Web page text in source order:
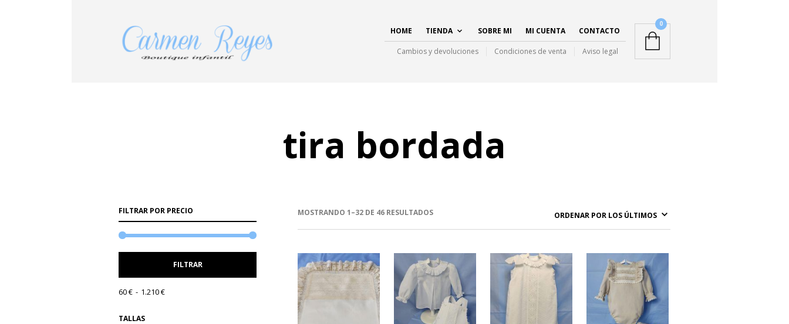
HOME TIENDA SOBRE MI MI CUENTA CONTACTO
Cambios y devoluciones Condiciones de venta Aviso legal
0
tira bordada
MOSTRANDO 1–32 DE 46 RESULTADOS
FILTRAR POR PRECIO
FILTRAR
60 € 1.210 €
TALLAS